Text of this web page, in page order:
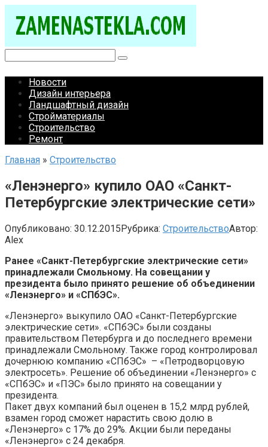
контенту
Новости
Дизайн интерьера
Ландшафтный дизайн
Стройматериалы
Строительство
Ремонт
Главная » Строительство
«Ленэнерго» купило ОАО «Санкт-
Петербургские электрические сети»
Опубликовано: 30.12.2015Рубрика: СтроительствоАвтор:
Alex
Ранее «Санкт-Петербургские электрические сети»
принадлежали Смольному. На совещании у
президента было принято решение об объединении
«Ленэнерго» и «СПбЭС».
«Ленэнерго» выкупило ОАО «Санкт-Петербургские
электрические сети». «СПбЭС» были созданы
правительством Петербурга и до последнего времени
принадлежали Смольному. Также город контролировал
дочернюю компанию «СПбЭС» – «Петродворцовую
электросеть». Решение об объединении «Ленэнерго» с
«СПбЭС» и «ПЭС» было принято на совещании у
президента.
Пакет двух компаний был оценен в 15,2 млрд рублей,
взамен город сможет нарастить свою долю в
«Ленэнерго» с 17% до 29%. Акции были переданы
«Ленэнерго» с 24 декабря.